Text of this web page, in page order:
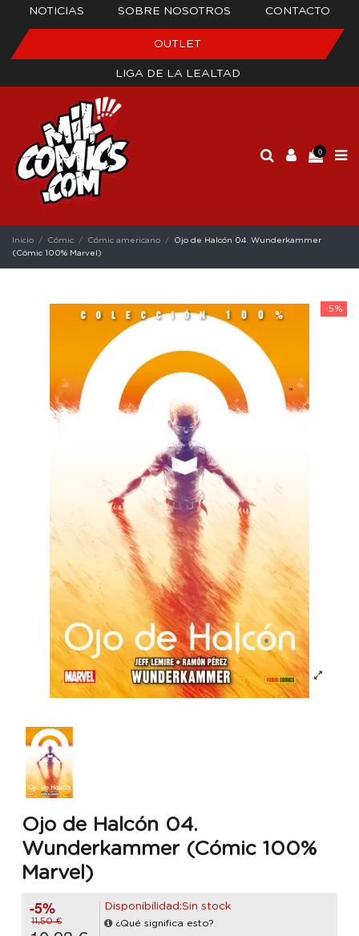
NOTICIAS SOBRE NOSOTROS CONTACTO
OUTLET
LIGA DE LA LEALTAD
0
Inicio Cómic Cómic americano
Ojo de Halcón 04. Wunderkammer
(Cómic 100% Marvel)
-5%
Ojo de Halcón 04.
Wunderkammer (Cómic 100%
Marvel)
-5%
11,50 €
Disponibilidad:Sin stock
¿Qué significa esto?